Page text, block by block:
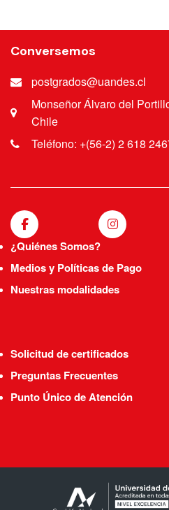
Conversemos
postgrados@uandes.cl
Monseñor Álvaro del
Chile
Teléfono: +(56-2) 2 618
¿Quiénes Somos?
Medios y Políticas de Pago
Nuestras modalidades
Solicitud de certificados
Preguntas Frecuentes
Punto Único de Atención